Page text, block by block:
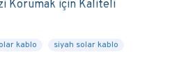
Korumak için Kaliteli
HEMEN ARAYIN!
kablo
siyah solar kablo